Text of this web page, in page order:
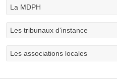
La MDPH
Les tribunaux d'instance
Les associations locales